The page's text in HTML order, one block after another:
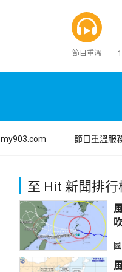
節目重溫
my903.com 節目重溫服
至 Hit 新聞排行